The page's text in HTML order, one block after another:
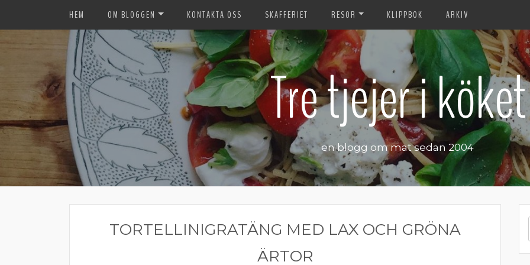
HEM OM BLOGGEN KONTAKTA OSS SKAFFERIET RESOR KLIPPBOK ARKIV
Tre tjejer i köket
en blogg om mat sedan 2004
TORTELLINIGRATÄNG MED LAX OCH GRÖNA
ÄRTOR